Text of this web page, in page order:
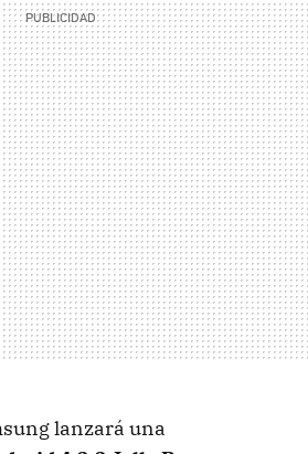
lanzará una